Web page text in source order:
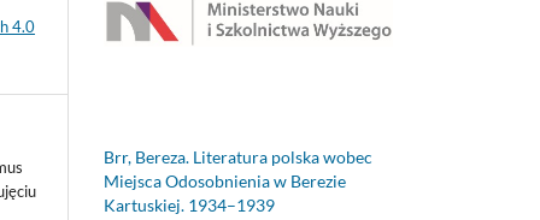
4.0
Brr, Bereza. Literatura polska wobec
Miejsca Odosobnienia w Berezie
Kartuskiej. 1934–1939